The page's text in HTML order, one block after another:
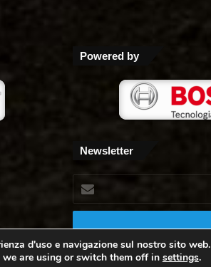
Powered by
Newsletter
tuo
indirizzo
mail
d'uso e navigazione sul nostro sito web.
are using or switch them off in settings.